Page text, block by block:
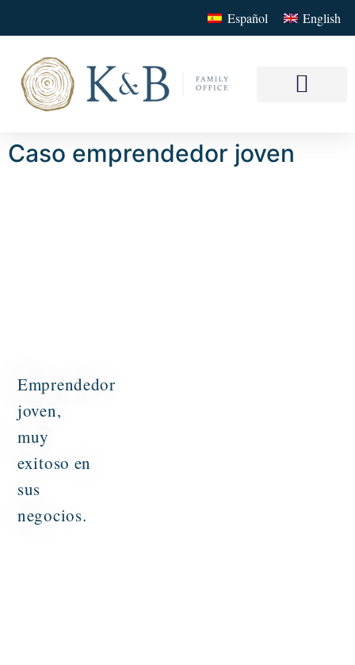
Español English
Caso emprendedor joven
Emprendedor
joven,
muy
exitoso en
sus
negocios.